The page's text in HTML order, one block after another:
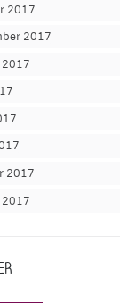
2017
2017
2017
2017
2017